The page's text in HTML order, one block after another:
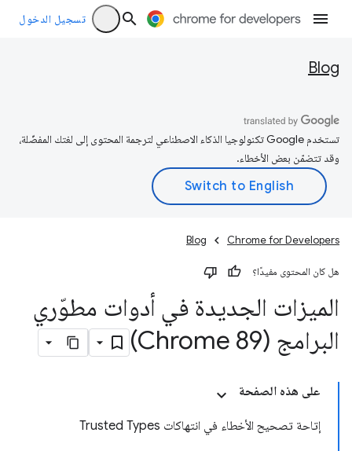
تسجيل الدخول
Blog
تستخدم Google تكنولوجيا الذكاء الاصطناعي لترجمة المحتوى إلى لغتك المفضّلة،
وقد تتضمّن بعض الأخطاء.
Chrome for Developers
Blog
هل كان المحتوى مفيدًا؟
الميزات الجديدة في أدوات مطوّري
البرامج (Chrome 89)
على هذه الصفحة
إتاحة تصحيح الأخطاء في انتهاكات Trusted Types